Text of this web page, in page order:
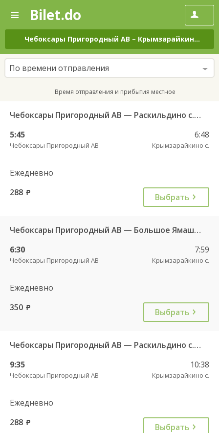
—
Поиск
и
покупка
билетов
на
автобус
онлайн
Bilet.do
Чебоксары Пригородный АВ – Крымзарайкино с.
По времени отправления
Время отправления и прибытия местное
Чебоксары Пригородный АВ — Раскильдино с. ч/з Орбаши д. 728
5:45
Чебоксары Пригородный АВ
6:48
Крымзарайкино с.
Ежедневно
288 руб. Выбрать
Чебоксары Пригородный АВ — Большое Ямашево с. ч/з Аликово с. ДКП 661
6:30
Чебоксары Пригородный АВ
7:59
Крымзарайкино с.
Ежедневно
350 руб. Выбрать
Чебоксары Пригородный АВ — Раскильдино с. ч/з Орбаши д. 728
9:35
Чебоксары Пригородный АВ
10:38
Крымзарайкино с.
Ежедневно
288 руб. Выбрать